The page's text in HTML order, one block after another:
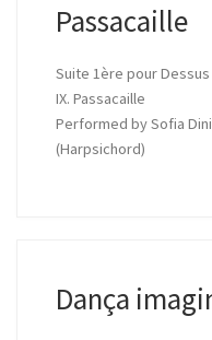
Passacaille
Suite 1ère pour
IX. Passacaille
Performed by Sofia
(Harpsichord)
Dança